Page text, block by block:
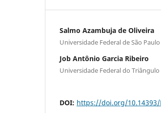
Salmo Azambuja de Oliveira
Universidade Federal de São Paulo
Job Antônio Garcia Ribeiro
Universidade Federal do
DOI: https://doi.org/10.14393/